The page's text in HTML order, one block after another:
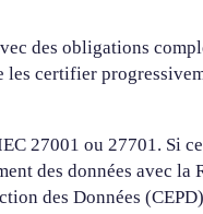
des obligations
certifier
27001 ou 27701. Si
des données avec la
des Données